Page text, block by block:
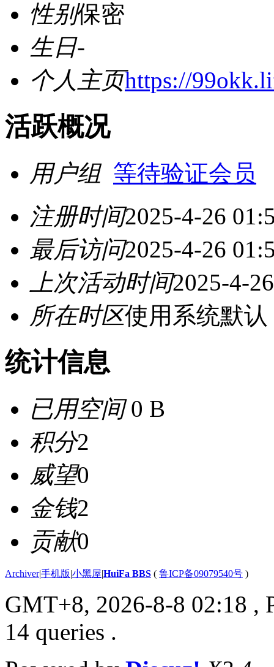
性别保密
生日-
个人主页https://
活跃概况
用户组 等待验证会员
注册时间2025-4-26
最后访问2025-4-26
上次活动时间2025-4-
所在时区使用系统默认
统计信息
已用空间0 B
积分2
威望0
金钱2
贡献0
Archiver|手机版|小黑屋|HuiFa BBS ( 鲁ICP备09079540号 )
GMT+8, 2026-8-8 02:18 ,
14 queries .